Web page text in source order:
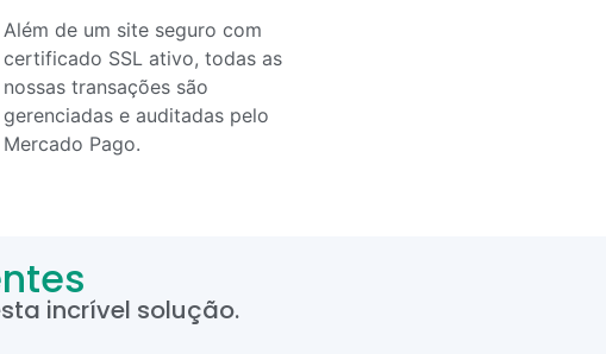
Além de um site seguro com
certificado SSL ativo, todas as
nossas transações são
gerenciadas e auditadas pelo
Mercado Pago.
incrível solução.